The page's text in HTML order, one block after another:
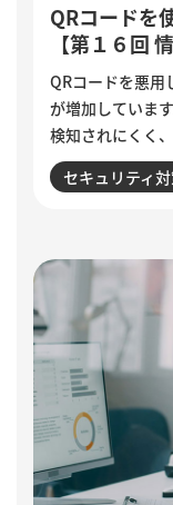
QRコードを
【第１６回
QRコードを悪用
が増加していま
検知されにくく
誘導される点が
ど狙われる巧妙
セキュリティ